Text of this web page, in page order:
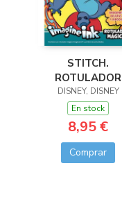
STITCH.
ROTULADOR
MÁGICO
DISNEY, DISNEY
En stock
8,95 €
Comprar